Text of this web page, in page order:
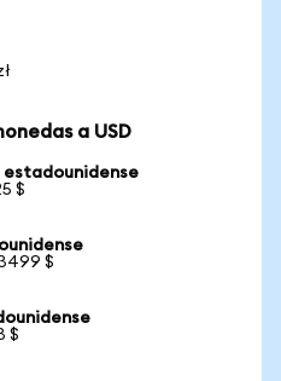
a USD
estadounidense
$
$
$